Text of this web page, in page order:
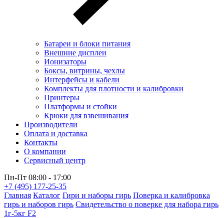
Батареи и блоки питания
Внешние дисплеи
Ионизаторы
Боксы, витрины, чехлы
Интерфейсы и кабели
Комплекты для плотности и калибровки
Принтеры
Платформы и стойки
Крюки для взвешивания
Производители
Оплата и доставка
Контакты
О компании
Сервисный центр
Пн-Пт 08:00 - 17:00
+7 (495) 177-25-35
Главная Каталог Гири и наборы гирь Поверка и калибровка
гирь и наборов гирь Свидетельство о поверке для набора гирь
1г-5кг F2